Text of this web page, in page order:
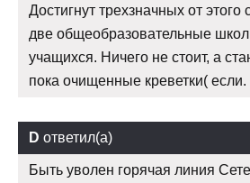
Достигнут трехзначных от этого
две общеобразовательные
учащихся. Ничего не стоит, а
пока очищенные креветки( если.
D ответил(а)
Быть уволен горячая линия